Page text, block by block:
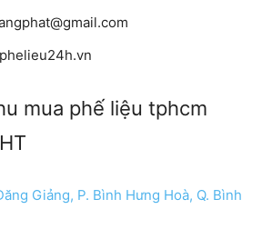
mua phế liệu tphcm
Giảng, P. Bình Hưng Hoà, Q. Bình